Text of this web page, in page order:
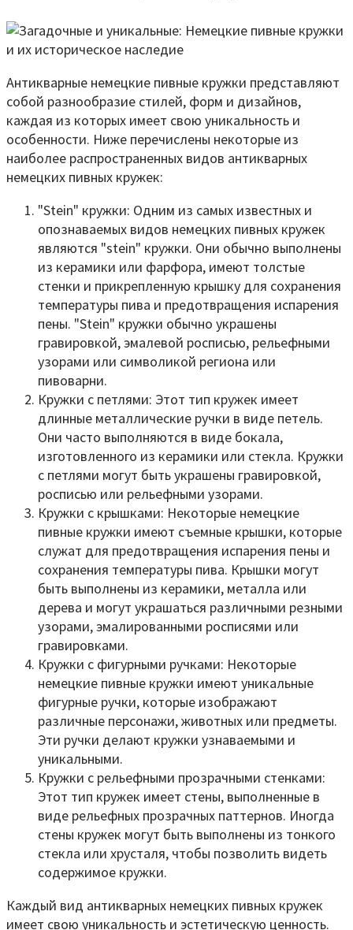
Антикварные немецкие пивные кружки представляют
собой разнообразие стилей, форм и дизайнов,
каждая из которых имеет свою уникальность и
особенности. Ниже перечислены некоторые из
наиболее распространенных видов антикварных
немецких пивных кружек:
"Stein" кружки: Одним из самых известных и
опознаваемых видов немецких пивных кружек
являются "stein" кружки. Они обычно выполнены
из керамики или фарфора, имеют толстые
стенки и прикрепленную крышку для сохранения
температуры пива и предотвращения испарения
пены. "Stein" кружки обычно украшены
гравировкой, эмалевой росписью, рельефными
узорами или символикой региона или
пивоварни.
Кружки с петлями: Этот тип кружек имеет
длинные металлические ручки в виде петель.
Они часто выполняются в виде бокала,
изготовленного из керамики или стекла. Кружки
с петлями могут быть украшены гравировкой,
росписью или рельефными узорами.
Кружки с крышками: Некоторые немецкие
пивные кружки имеют съемные крышки, которые
служат для предотвращения испарения пены и
сохранения температуры пива. Крышки могут
быть выполнены из керамики, металла или
дерева и могут украшаться различными резными
узорами, эмалированными росписями или
гравировками.
Кружки с фигурными ручками: Некоторые
немецкие пивные кружки имеют уникальные
фигурные ручки, которые изображают
различные персонажи, животных или предметы.
Эти ручки делают кружки узнаваемыми и
уникальными.
Кружки с рельефными прозрачными стенками:
Этот тип кружек имеет стены, выполненные в
виде рельефных прозрачных паттернов. Иногда
стены кружек могут быть выполнены из тонкого
стекла или хрусталя, чтобы позволить видеть
содержимое кружки.
Каждый вид антикварных немецких пивных кружек
имеет свою уникальность и эстетическую ценность.